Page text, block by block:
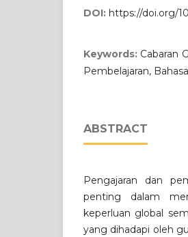
DOI: https://doi.org/
Keywords: Cabaran
Pembelajaran,
ABSTRACT
Pengajaran dan
penting dalam
keperluan global
yang dihadapi oleh